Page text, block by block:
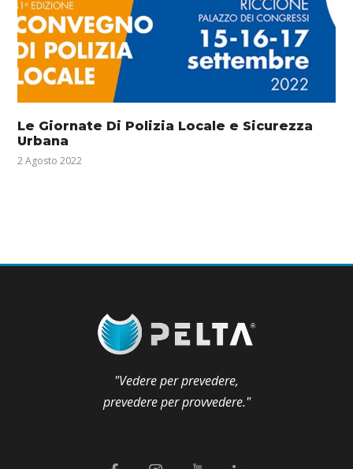
Le Giornate Di Polizia Locale e Sicurezza
Urbana
2 Agosto 2022
"Vedere per prevedere,
prevedere per provvedere."